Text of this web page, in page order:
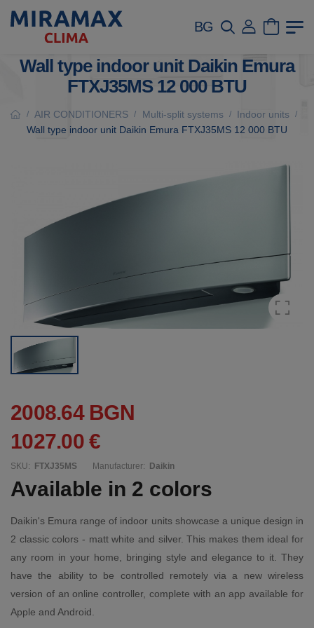
BG
Wall type indoor unit Daikin Emura
FTXJ35MS 12 000 BTU
/ AIR CONDITIONERS / Multi-split systems / Indoor units /
Wall type indoor unit Daikin Emura FTXJ35MS 12 000 BTU
2008.64 BGN
1027.00 €
SKU: FTXJ35MS Manufacturer: Daikin
Available in 2 colors
Daikin's Emura range of indoor units showcase a unique design in
2 classic colors - matt white and silver. This makes them ideal for
any room in your home, bringing style and elegance to it. They
have the ability to be controlled remotely via a new wireless
version of an online controller, complete with an app available for
Apple and Android.